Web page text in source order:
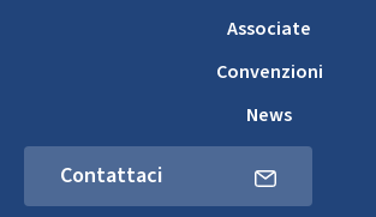
Associate
Convenzioni
News
Contattaci